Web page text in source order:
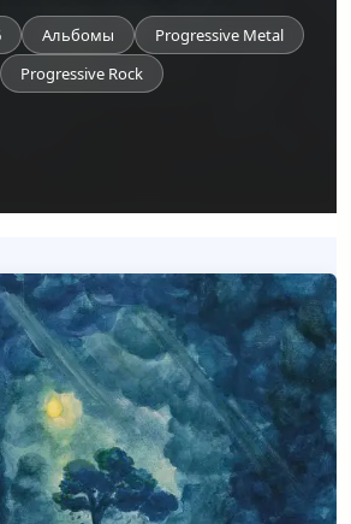
Альбомы
Progressive Metal
Progressive Rock